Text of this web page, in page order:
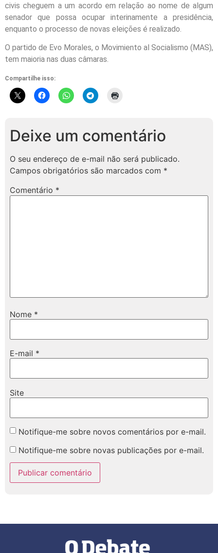
civis cheguem a um acordo em relação ao nome de algum
senador que possa ocupar interinamente a presidência,
enquanto o processo de novas eleições é realizado.
O partido de Evo Morales, o Movimiento al Socialismo (MAS),
tem maioria nas duas câmaras.
Compartilhe isso:
Deixe um comentário
O seu endereço de e-mail não será publicado.
Campos obrigatórios são marcados com *
Comentário *
Nome *
E-mail *
Site
Notifique-me sobre novos comentários por e-mail.
Notifique-me sobre novas publicações por e-mail.